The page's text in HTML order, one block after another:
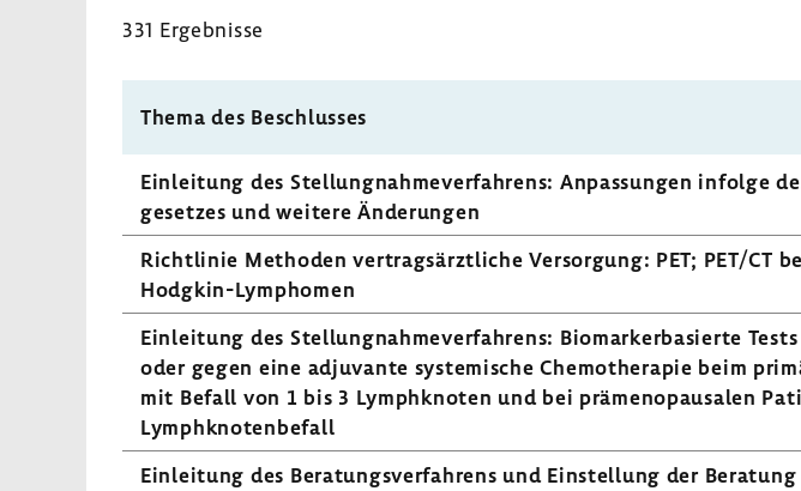
331 Ergeb­nisse
Thema des Beschlusses
Einlei­tung des Stel­lung­nah­me­ver­fah­rens: Anpas­sungen infolge
ge­setzes und weitere Ände­rungen
Richt­linie Methoden vertrags­ärzt­liche Versor­gung: PET; PET/CT
Hodgkin-Lymphomen
Einlei­tung des Stel­lung­nah­me­ver­fah­rens: Biomar­ker­ba­sierte
oder gegen eine adju­vante syste­mi­sche Chemo­the­rapie beim
mit Befall von 1 bis 3 Lymph­knoten und bei prämeno­pau­salen
Lymph­kno­ten­be­fall
Einlei­tung des Bera­tungs­ver­fah­rens und Einstel­lung der